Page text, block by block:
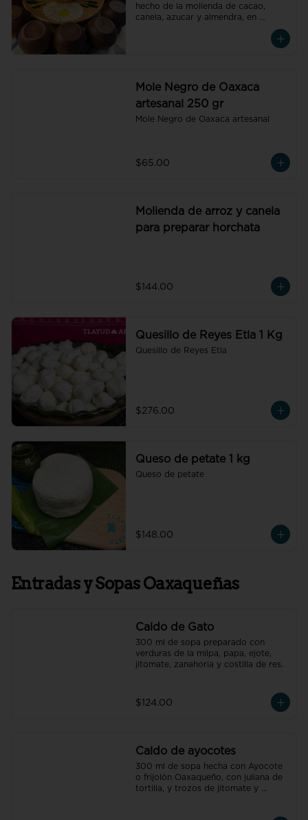
hecho de la molienda de cacao,
canela, azucar y almendra, en
Mole Negro de Oaxaca
artesanal 250 gr
Mole Negro de Oaxaca artesanal
$65.00
Molienda de arroz y canela
para preparar horchata
$144.00
Quesillo de Reyes Etla 1 Kg
Quesillo de Reyes Etla
$276.00
Queso de petate 1 kg
Queso de petate
$148.00
Entradas y Sopas Oaxaqueñas
Caldo de Gato
300 ml de sopa preparado con
verduras de la milpa, papa, ejote,
jitomate, zanahoria y costilla de res.
$124.00
Caldo de ayocotes
300 ml de sopa hecha con Ayocote
o frijolón Oaxaqueño, con juliana de
tortilla, y trozos de jitomate y